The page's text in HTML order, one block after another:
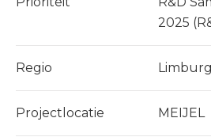
2025
Regio
Projectlocatie MEIJEL